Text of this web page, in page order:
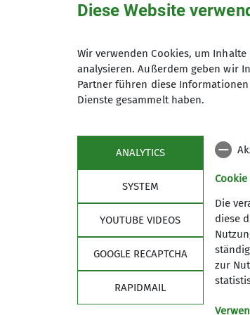
Details
Sektion
Für Vielfalt, Akzeptanz und Offenheit
Mitglied werden
Diese Website
Wir verwenden Cookies, um
analysieren. Außerdem geben wir
Partner führen diese
Dienste gesammelt haben.
ANALYTICS
SYSTEM
YOUTUBE VIDEOS
GOOGLE RECAPTCHA
RAPIDMAIL
Die
diese
zur